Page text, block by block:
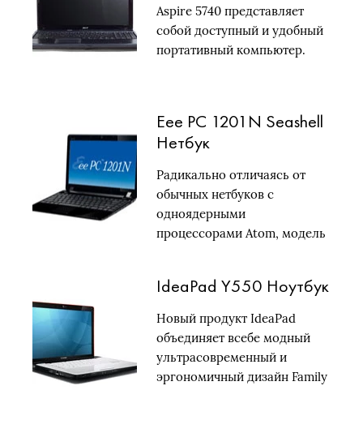
Aspire 5740 представляет
собой доступный и удобный
портативный компьютер.
Eee PC 1201N Seashell
Нетбук
Радикально отличаясь от
обычных нетбуков с
одноядерными
процессорами Atom, модель
IdeaPad Y550 Ноутбук
Новый продукт IdeaPad
объединяет всебе модный
ультрасовременный и
эргономичный дизайн Family